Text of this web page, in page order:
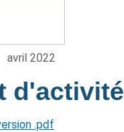
avril 2022
d'activité
.pdf